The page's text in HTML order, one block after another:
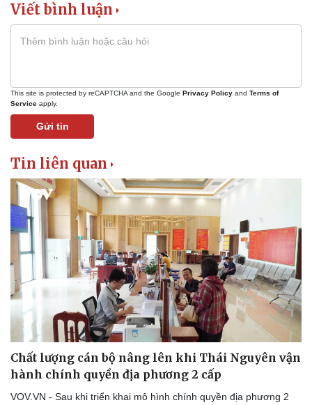
Tin nóng
Viết bình luận
This site is protected by reCAPTCHA and the Google Privacy Policy and Terms of
Service apply.
Gửi tin
Tin liên quan
Chất lượng cán bộ nâng lên khi Thái Nguyên vận
hành chính quyền địa phương 2 cấp
VOV.VN - Sau khi triển khai mô hình chính quyền địa phương 2